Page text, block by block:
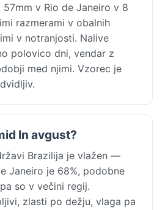
v Rio de Janeiro v 8
razmerami v obalnih
v notranjosti. Nalive
polovico dni, vendar z
med njimi. Vzorec je
In avgust?
Brazilija je vlažen —
Janeiro je 68%, podobne
so v večini regij.
zlasti po dežju, vlaga pa